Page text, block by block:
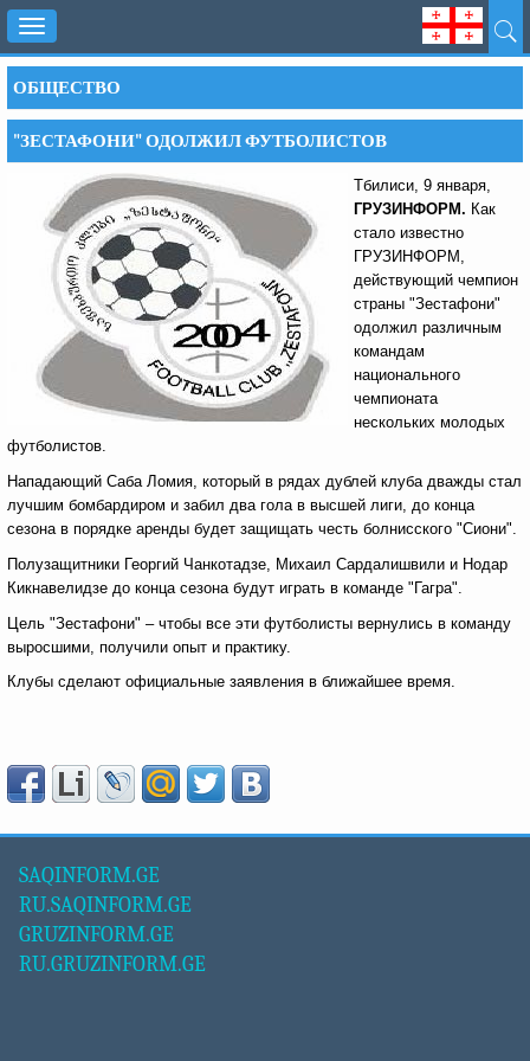
Toggle
navigation
ОБЩЕСТВО
"ЗЕСТАФОНИ" ОДОЛЖИЛ ФУТБОЛИСТОВ
Тбилиси, 9 января,
ГРУЗИНФОРМ. Как
стало известно
ГРУЗИНФОРМ,
действующий чемпион
страны "Зестафони"
одолжил различным
командам
национального
чемпионата
нескольких молодых
футболистов.
Нападающий Саба Ломия, который в рядах дублей клуба дважды стал
лучшим бомбардиром и забил два гола в высшей лиги, до конца
сезона в порядке аренды будет защищать честь болнисского "Сиони".
Полузащитники Георгий Чанкотадзе, Михаил Сардалишвили и Нодар
Кикнавелидзе до конца сезона будут играть в команде "Гагра".
Цель "Зестафони" – чтобы все эти футболисты вернулись в команду
выросшими, получили опыт и практику.
Клубы сделают официальные заявления в ближайшее время.
SAQINFORM.GE
RU.SAQINFORM.GE
GRUZINFORM.GE
RU.GRUZINFORM.GE